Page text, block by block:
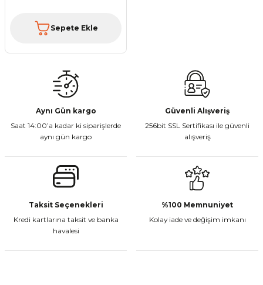
Sepete Ekle
Aynı Gün kargo
Saat 14:00’a kadar ki siparişlerde
aynı gün kargo
Güvenli Alışveriş
256bit SSL Sertifikası ile güvenli
alışveriş
Taksit Seçenekleri
Kredi kartlarına taksit ve banka
havalesi
%100 Memnuniyet
Kolay iade ve değişim imkanı